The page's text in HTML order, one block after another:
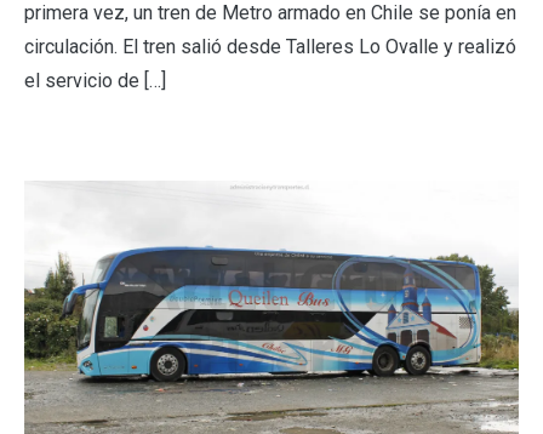
primera vez, un tren de Metro armado en Chile se ponía en
circulación. El tren salió desde Talleres Lo Ovalle y realizó
el servicio de […]